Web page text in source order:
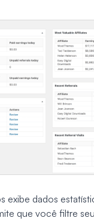
exibe dados
que você filtre